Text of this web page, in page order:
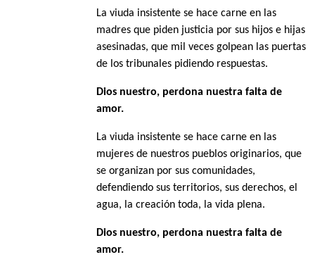
La viuda insistente se hace carne en las
madres que piden justicia por sus hijos e hijas
asesinadas, que mil veces golpean las puertas
de los tribunales pidiendo respuestas.
Dios nuestro, perdona nuestra falta de
amor.
La viuda insistente se hace carne en las
mujeres de nuestros pueblos originarios, que
se organizan por sus comunidades,
defendiendo sus territorios, sus derechos, el
agua, la creación toda, la vida plena.
Dios nuestro, perdona nuestra falta de
amor.